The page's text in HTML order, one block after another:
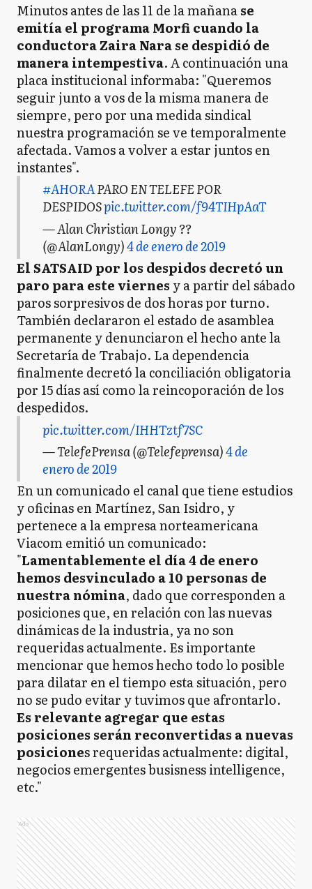
Minutos antes de las 11 de la mañanase
emitía el programa Morfi cuando la
conductora Zaira Nara se despidió de
manera intempestiva. A continuación una
placa institucional informaba: "Queremos
seguir junto a vos de la misma manera de
siempre, pero por una medida sindical
nuestra programación se ve temporalmente
afectada. Vamos a volver a estar juntos en
instantes".
#AHORAPARO EN TELEFE POR
DESPIDOSpic.twitter.com/f94TIHpAaT
— Alan Christian Longy ??
(@AlanLongy)4 de enero de 2019
El SATSAID por los despidos decretó un
paro para este viernes y a partir del sábado
paros sorpresivos de dos horas por turno.
También declararon el estado de asamblea
permanente y denunciaron el hecho ante la
Secretaría de Trabajo. La dependencia
finalmente decretó la conciliación obligatoria
por 15 días así como la reincoporación de los
despedidos.
pic.twitter.com/IHHTztf7SC
— TelefePrensa (@Telefeprensa)4 de
enero de 2019
En un comunicado el canal que tiene estudios
y oficinas en Martínez, San Isidro, y
pertenece a la empresa norteamericana
Viacom emitió un comunicado:
"Lamentablemente el día 4 de enero
hemos desvinculado a 10 personas de
nuestra nómina, dado que corresponden a
posiciones que, en relación con las nuevas
dinámicas de la industria, ya no son
requeridas actualmente. Es importante
mencionar que hemos hecho todo lo posible
para dilatar en el tiempo esta situación, pero
no se pudo evitar y tuvimos que afrontarlo.
Es relevante agregar que estas
posiciones serán reconvertidas a nuevas
posiciones requeridas actualmente: digital,
negocios emergentes busisness intelligence,
etc."
Ads